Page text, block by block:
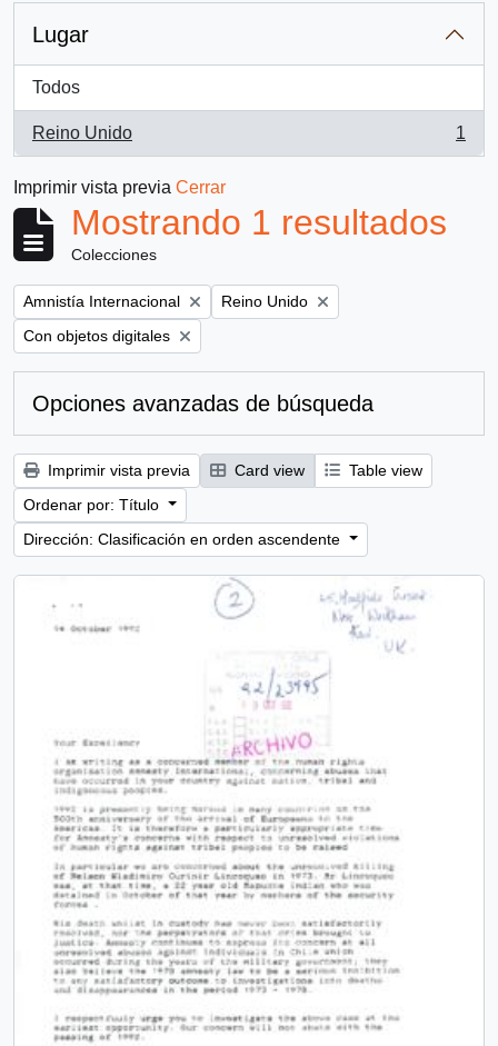
Lugar
Todos
Reino Unido
, 1 resultados
1
Imprimir vista previa Cerrar
Mostrando 1 resultados
Colecciones
Remove filter:
Amnistía Internacional Remove filter:
Reino Unido
Remove filter:
Con objetos digitales
Opciones avanzadas de búsqueda
Imprimir vista previa Card view
Table view
Ordenar por: Título
Dirección: Clasificación en orden ascendente